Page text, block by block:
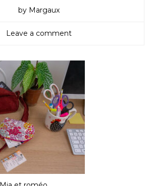
by Margaux
Leave a comment